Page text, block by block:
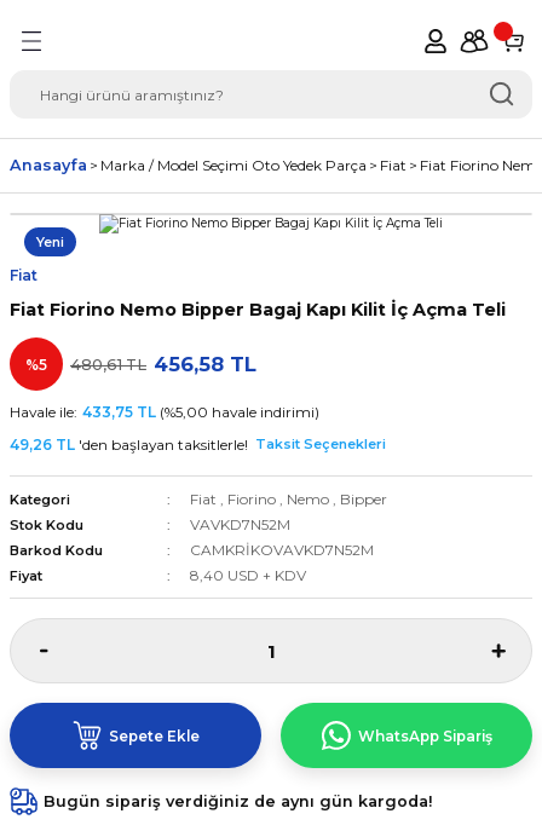
Seçimi Oto Yedek
Anasayfa Marka / Model Seçimi Oto Yedek Parça Fiat Fiat Fiorino
Yeni
Fiat
Fiat Fiorino Nemo Bipper Bagaj Kapı Kilit İç Açma Teli
%5 480,61 TL 456,58 TL
Havale ile: 433,75 TL (%5,00 havale indirimi)
49,26 TL 'den başlayan taksitlerle! Taksit Seçenekleri
Kategori Fiat , Fiorino , Nemo , Bipper
Stok Kodu VAVKD7N52M
Barkod Kodu CAMKRİKOVAVKD7N52M
Fiyat 8,40 USD + KDV
Sepete Ekle WhatsApp Sipariş
Bugün sipariş verdiğiniz de aynı gün kargoda!